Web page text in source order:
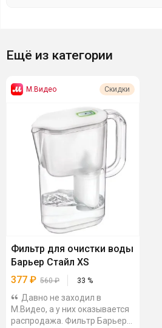
Ещё из категории
М.Видео Скидки
Фильтр для очистки воды
Барьер Стайл XS
377 ₽ 560₽ 33 %
Давно не заходил в
М.Видео, а у них оказывается
распродажа. Фильтр Барьер